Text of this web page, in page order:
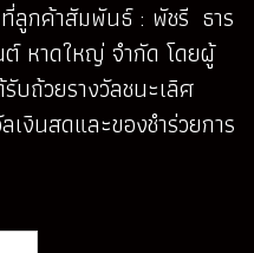
ที่ลูกค้าสัมพันธ์ : พัชรี ธาร
ต์ หาดใหญ่ จำกัด โดยผู้
บถ้วยรางวัลชนะเลิศ
งินสดและของชำร่วยการ